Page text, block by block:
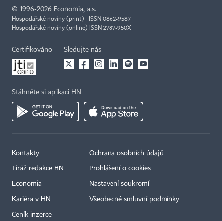
© 1996-2026 Economia, a.s.
Hospodářské noviny (print) ISSN 0862-9587
Hospodářské noviny (online) ISSN 2787-950X
Certifikováno Sledujte nás
Stáhněte si aplikaci HN
Kontakty
Tiráž redakce HN
Economia
Kariéra v HN
Ceník inzerce
Ochrana osobních údajů
Prohlášení o cookies
Nastavení soukromí
Všeobecné smluvní podmínky